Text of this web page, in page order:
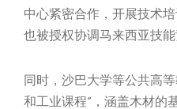
中心紧密合作，开展技术
也被授权协调马来西亚技能
同时，沙巴大学等公共高
和工业课程”，涵盖木材的